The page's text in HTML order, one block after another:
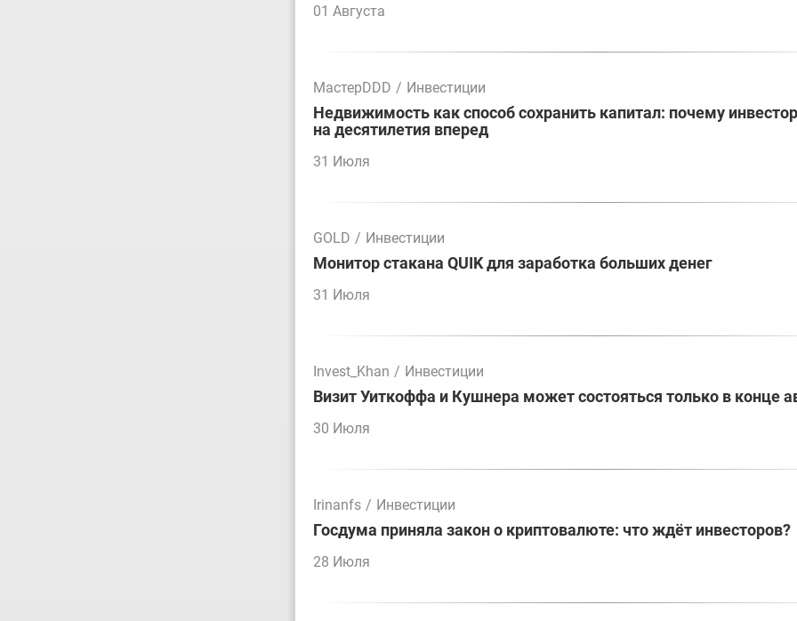
01 Августа
МастерDDD / Инвестиции
Недвижимость как способ сохранить капитал: почему
на десятилетия вперед
31 Июля
GOLD / Инвестиции
Монитор стакана QUIK для заработка больших денег
31 Июля
Invest_Khan / Инвестиции
Визит Уиткоффа и Кушнера может состояться только в конце
30 Июля
Irinanfs / Инвестиции
Госдума приняла закон о криптовалюте: что ждёт инвесторов?
28 Июля